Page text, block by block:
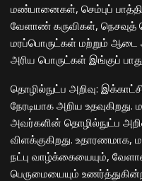
மண்பானைகள், செம்புப்
வேளாண் கருவிகள், நெசவுத்
மரப்பொருட்கள் மற்றும்
அரிய பொருட்கள் இங்குப்
​தொழில்நுட்ப அறிவு:
நேரடியாக அறிய
அவர்களின் தொழில்நுட்ப
விளக்குகிறது. உதாரணமாக,
நட்பு வாழ்க்கையையும்,
பெருமையையும்